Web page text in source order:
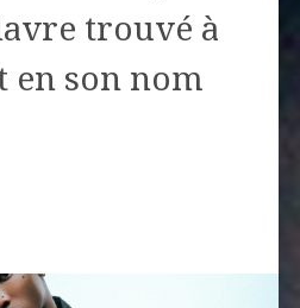
trouvé à
en son nom